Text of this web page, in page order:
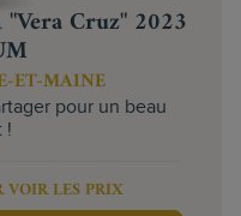
Cruz" 2023
ET-MAINE
pour un beau
!
VOIR LES PRIX